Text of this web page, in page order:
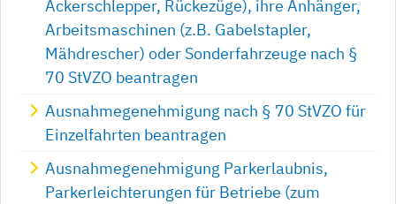
Ackerschlepper, Rückezüge), ihre Anhänger,
Arbeitsmaschinen (z.B. Gabelstapler,
Mähdrescher) oder Sonderfahrzeuge nach §
70 StVZO beantragen
Ausnahmegenehmigung nach § 70 StVZO für
Einzelfahrten beantragen
Ausnahmegenehmigung Parkerlaubnis,
Parkerleichterungen für Betriebe (zum